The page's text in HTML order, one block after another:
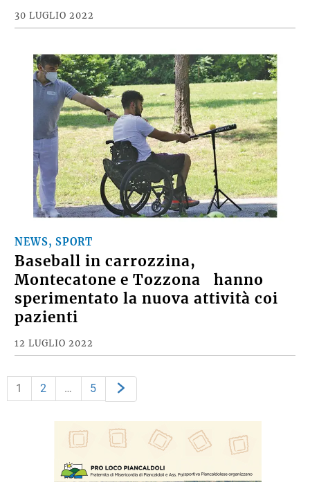
30 LUGLIO 2022
NEWS, SPORT
Baseball in carrozzina,
Montecatone e Tozzona hanno
sperimentato la nuova attività coi
pazienti
12 LUGLIO 2022
1 2 … 5